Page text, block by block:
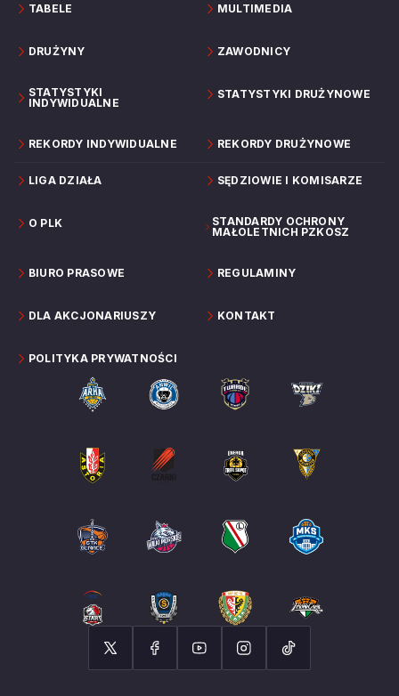
TABELE MULTIMEDIA
DRUŻYNY ZAWODNICY
STATYSTYKI
INDYWIDUALNE
STATYSTYKI DRUŻYNOWE
REKORDY INDYWIDUALNE REKORDY DRUŻYNOWE
LIGA DZIAŁA SĘDZIOWIE I KOMISARZE
O PLK
STANDARDY OCHRONY
MAŁOLETNICH PZKOSZ
BIURO PRASOWE REGULAMINY
DLA AKCJONARIUSZY KONTAKT
POLITYKA PRYWATNOŚCI